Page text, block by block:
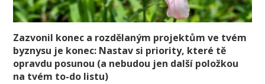
Zazvonil konec a rozdělaným projektům ve tvém
byznysu je konec: Nastav si priority, které tě
opravdu posunou (a nebudou jen další položkou
na tvém to-do listu)